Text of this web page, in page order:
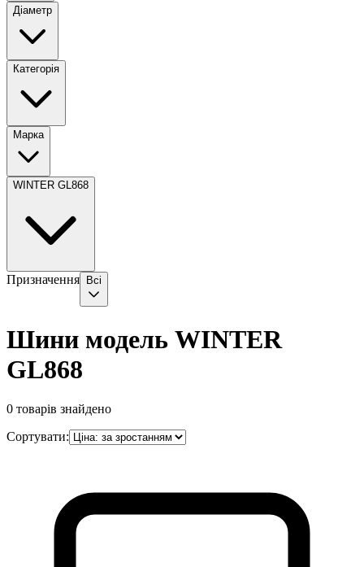
Діаметр
Категорія
Марка
WINTER GL868
Призначення Всі
Шини модель WINTER
GL868
0 товарів знайдено
Сортувати: